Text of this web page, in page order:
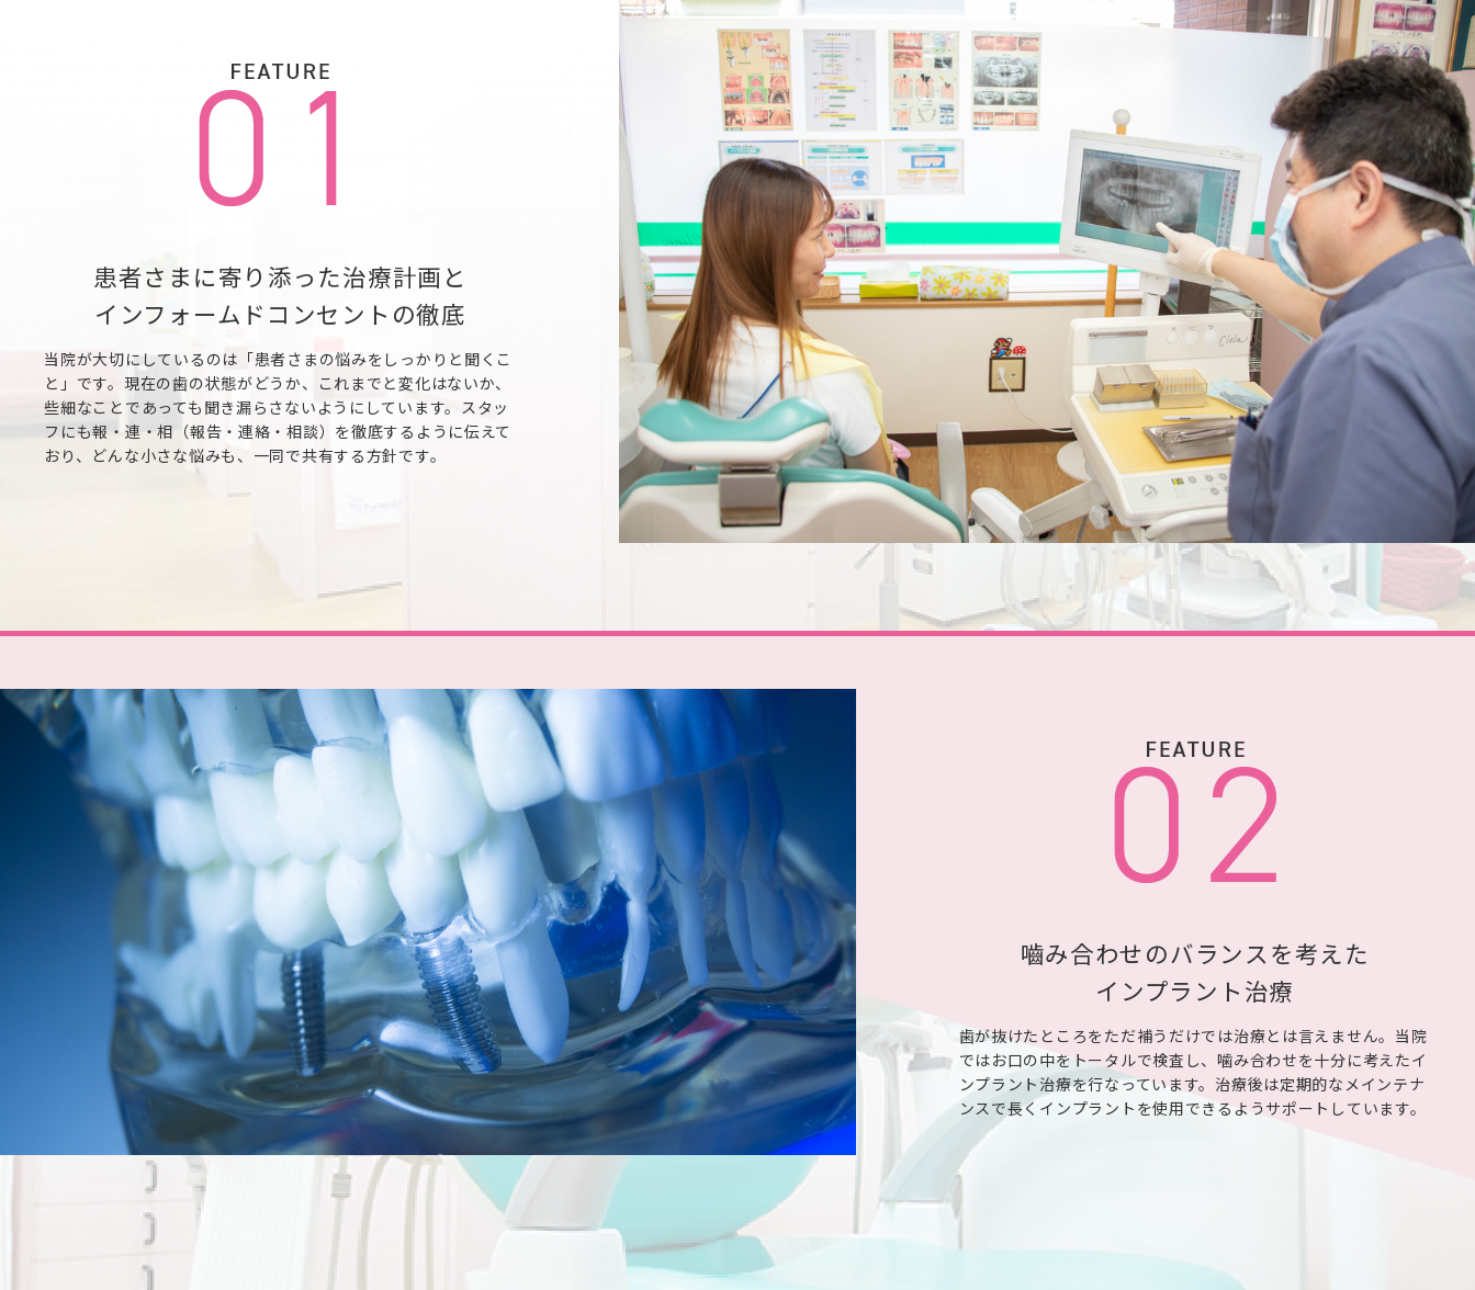
患者さまに寄り添った治療計画と
インフォームドコンセントの徹底
当院が大切にしているのは「患者さまの悩みをしっかりと聞くこ
と」です。現在の歯の状態がどうか、これまでと変化はないか、
些細なことであっても聞き漏らさないようにしています。スタッ
フにも報・連・相（報告・連絡・相談）を徹底するように伝えて
おり、どんな小さな悩みも、一同で共有する方針です。
嚙み合わせのバランスを考えた
インプラント治療
歯が抜けたところをただ補うだけでは治療とは言えません。当院
ではお口の中をトータルで検査し、噛み合わせを十分に考えたイ
ンプラント治療を行なっています。治療後は定期的なメインテナ
ンスで長くインプラントを使用できるようサポートしています。